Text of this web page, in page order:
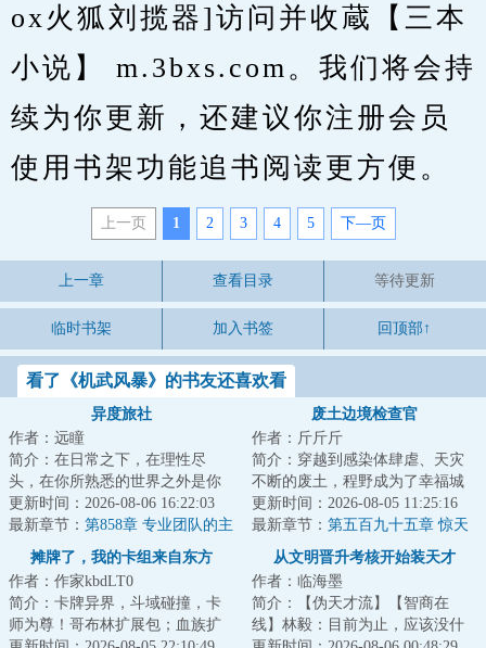
ox火狐刘揽器]访问并收蔵【三本
小说】 m.3bxs.com。我们将会持
续为你更新，还建议你注册会员
使用书架功能追书阅读更方便。
上一页 1 2 3 4 5 下—页
上一章 查看目录 等待更新
临时书架 加入书签 回顶部↑
看了《机武风暴》的书友还喜欢看
异度旅社
作者：远瞳
简介：在日常之下，在理性尽
头，在你所熟悉的世界之外是你
从未想象过的风景。当于生第一
次打开那扇门的时...
更新时间：2026-08-06 16:22:03
最新章节： 第858章 专业团队的主
观能动性
废土边境检查官
作者：斤斤斤
简介：穿越到感染体肆虐、天灾
不断的废土，程野成为了幸福城
的边境检查官。每一个想要加入
幸福城的幸存者...
更新时间：2026-08-05 11:25:16
最新章节： 第五百九十五章 惊天
喜讯，退出舞台！
摊牌了，我的卡组来自东方
作者：作家kbdLT0
简介：卡牌异界，斗域碰撞，卡
师为尊！哥布林扩展包；血族扩
从文明晋升考核开始装天才
作者：临海墨
简介：【伪天才流】【智商在
线】林毅：目前为止，应该没什